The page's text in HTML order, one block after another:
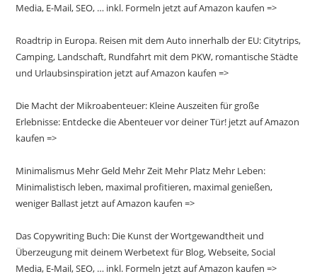
Media, E-Mail, SEO, … inkl. Formeln jetzt auf Amazon kaufen =>
Roadtrip in Europa. Reisen mit dem Auto innerhalb der EU: Citytrips,
Camping, Landschaft, Rundfahrt mit dem PKW, romantische Städte
und Urlaubsinspiration jetzt auf Amazon kaufen =>
Die Macht der Mikroabenteuer: Kleine Auszeiten für große
Erlebnisse: Entdecke die Abenteuer vor deiner Tür! jetzt auf Amazon
kaufen =>
Minimalismus Mehr Geld Mehr Zeit Mehr Platz Mehr Leben:
Minimalistisch leben, maximal profitieren, maximal genießen,
weniger Ballast jetzt auf Amazon kaufen =>
Das Copywriting Buch: Die Kunst der Wortgewandtheit und
Überzeugung mit deinem Werbetext für Blog, Webseite, Social
Media, E-Mail, SEO, … inkl. Formeln jetzt auf Amazon kaufen =>